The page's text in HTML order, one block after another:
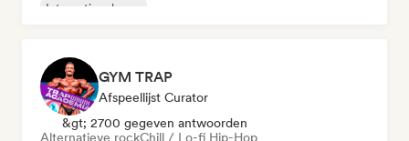
Internationale rap
GYM TRAP
Afspeellijst Curator
&gt; 2700 gegeven antwoorden
Alternatieve rockChill / Lo-fi Hip-Hop